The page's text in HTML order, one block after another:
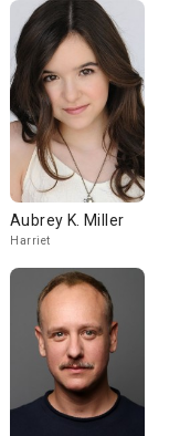
Aubrey K. Miller
Harriet